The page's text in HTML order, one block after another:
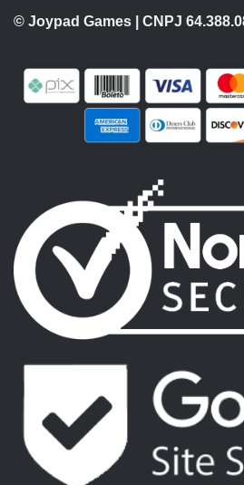
© Joypad Games | CNPJ